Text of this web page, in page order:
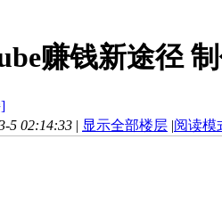
赚钱新途径
5 02:14:33 | 显示全部楼层 |阅读模